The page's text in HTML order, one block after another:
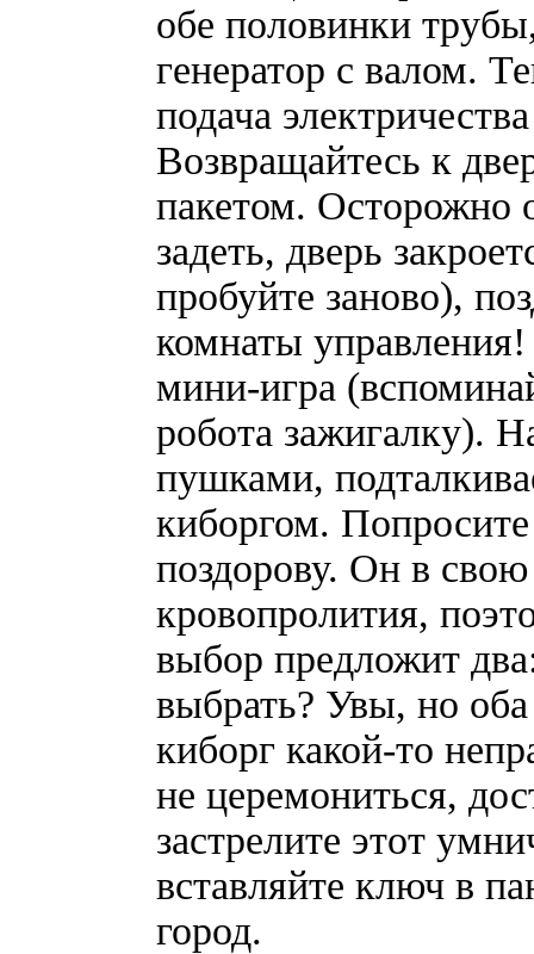
обе половинки
генератор с валом.
подача
Возвращайтесь к
пакетом. Осторожно
задеть, дверь
пробуйте заново),
комнаты
мини-игра
робота зажигалку).
пушками,
киборгом.
поздорову. Он в
кровопролития,
выбор предложит
выбрать? Увы, но
киборг какой-то
не церемониться,
застрелите этот
вставляйте ключ в
город.